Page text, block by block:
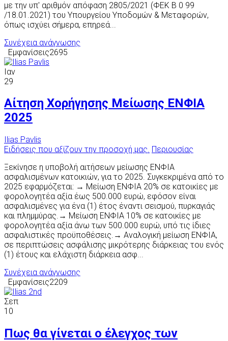
με την υπ' αριθμόν απόφαση 2805/2021 (ΦΕΚ Β 0 99
/18.01.2021) του Υπουργείου Υποδομών & Μεταφορών,
όπως ισχύει σήμερα, επηρεά...
Συνέχεια ανάγνωσης
Εμφανίσεις2695
Ιαν
29
Αίτηση Χορήγησης Μείωσης ΕΝΦΙΑ
2025
Ilias Pavlis
Ειδήσεις που αξίζουν την προσοχή μας. Περιουσίας
Ξεκίνησε η υποβολή αιτήσεων μείωσης ΕΝΦΙΑ
ασφαλισμένων κατοικιών, για το 2025. Συγκεκριμένα από το
2025 εφαρμόζεται: → Μείωση ΕΝΦΙΑ 20% σε κατοικίες με
φορολογητέα αξία έως 500.000 ευρώ, εφόσον είναι
ασφαλισμένες για ένα (1) έτος έναντι σεισμού, πυρκαγιάς
και πλημμύρας.→ Μείωση ΕΝΦΙΑ 10% σε κατοικίες με
φορολογητέα αξία άνω των 500.000 ευρώ, υπό τις ίδιες
ασφαλιστικές προϋποθέσεις.→ Αναλογική μείωση ΕΝΦΙΑ,
σε περιπτώσεις ασφάλισης μικρότερης διάρκειας του ενός
(1) έτους και ελάχιστη διάρκεια ασφ...
Συνέχεια ανάγνωσης
Εμφανίσεις2209
Σεπ
10
Πως θα γίνεται ο έλεγχος των